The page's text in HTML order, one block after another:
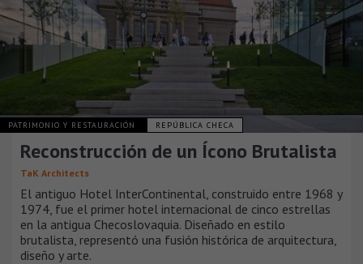
PATRIMONIO Y RESTAURACIÓN REPÚBLICA CHECA
Reconstrucción de un Ícono Brutalista
TaK Architects
El antiguo Hotel InterContinental, construido entre 1968 y
1974, fue el primer hotel internacional de cinco estrellas
en la antigua Checoslovaquia. Diseñado en estilo
brutalista, representó una fusión histórica de arquitectura,
diseño y arte.